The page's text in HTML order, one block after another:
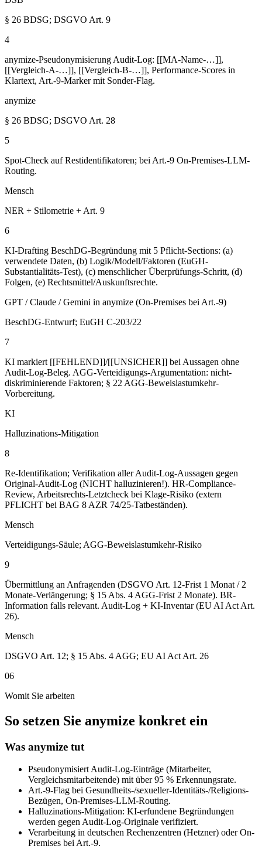
§ 26 BDSG; DSGVO Art. 9
4
anymize-Pseudonymisierung Audit-Log: [[MA-Name-…]],
[[Vergleich-A-…]], [[Vergleich-B-…]], Performance-Scores in
Klartext, Art.-9-Marker mit Sonder-Flag.
anymize
§ 26 BDSG; DSGVO Art. 28
5
Spot-Check auf Restidentifikatoren; bei Art.-9 On-Premises-LLM-
Routing.
Mensch
NER + Stilometrie + Art. 9
6
KI-Drafting BeschDG-Begründung mit 5 Pflicht-Sections: (a)
verwendete Daten, (b) Logik/Modell/Faktoren (EuGH-
Substantialitäts-Test), (c) menschlicher Überprüfungs-Schritt, (d)
Folgen, (e) Rechtsmittel/Auskunftsrechte.
GPT / Claude / Gemini in anymize (On-Premises bei Art.-9)
BeschDG-Entwurf; EuGH C-203/22
7
KI markiert [[FEHLEND]]/[[UNSICHER]] bei Aussagen ohne
Audit-Log-Beleg. AGG-Verteidigungs-Argumentation: nicht-
diskriminierende Faktoren; § 22 AGG-Beweislastumkehr-
Vorbereitung.
KI
Halluzinations-Mitigation
8
Re-Identifikation; Verifikation aller Audit-Log-Aussagen gegen
Original-Audit-Log (NICHT halluzinieren!). HR-Compliance-
Review, Arbeitsrechts-Letztcheck bei Klage-Risiko (extern
PFLICHT bei BAG 8 AZR 74/25-Tatbeständen).
Mensch
Verteidigungs-Säule; AGG-Beweislastumkehr-Risiko
9
Übermittlung an Anfragenden (DSGVO Art. 12-Frist 1 Monat / 2
Monate-Verlängerung; § 15 Abs. 4 AGG-Frist 2 Monate). BR-
Information falls relevant. Audit-Log + KI-Inventar (EU AI Act Art.
26).
Mensch
DSGVO Art. 12; § 15 Abs. 4 AGG; EU AI Act Art. 26
06
Womit Sie arbeiten
So setzen Sie anymize konkret ein
Was anymize tut
Pseudonymisiert Audit-Log-Einträge (Mitarbeiter,
Vergleichsmitarbeitende) mit über 95 % Erkennungsrate.
Art.-9-Flag bei Gesundheits-/sexueller-Identitäts-/Religions-
Bezügen, On-Premises-LLM-Routing.
Halluzinations-Mitigation: KI-erfundene Begründungen
werden gegen Audit-Log-Originale verifiziert.
Verarbeitung in deutschen Rechenzentren (Hetzner) oder On-
Premises bei Art.-9.